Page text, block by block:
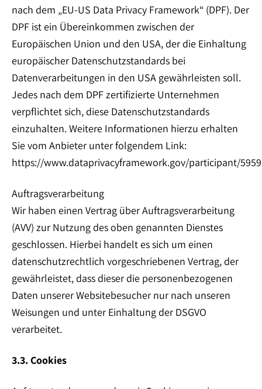
nach dem „EU-US Data Privacy Framework“ (DPF). Der
DPF ist ein Übereinkommen zwischen der
Europäischen Union und den USA, der die Einhaltung
europäischer Datenschutzstandards bei
Datenverarbeitungen in den USA gewährleisten soll.
Jedes nach dem DPF zertifizierte Unternehmen
verpflichtet sich, diese Datenschutzstandards
einzuhalten. Weitere Informationen hierzu erhalten
Sie vom Anbieter unter folgendem Link:
https://www.dataprivacyframework.gov/participant/
Auftragsverarbeitung
Wir haben einen Vertrag über Auftragsverarbeitung
(AVV) zur Nutzung des oben genannten Dienstes
geschlossen. Hierbei handelt es sich um einen
datenschutzrechtlich vorgeschriebenen Vertrag, der
gewährleistet, dass dieser die personenbezogenen
Daten unserer Websitebesucher nur nach unseren
Weisungen und unter Einhaltung der DSGVO
verarbeitet.
3.3. Cookies